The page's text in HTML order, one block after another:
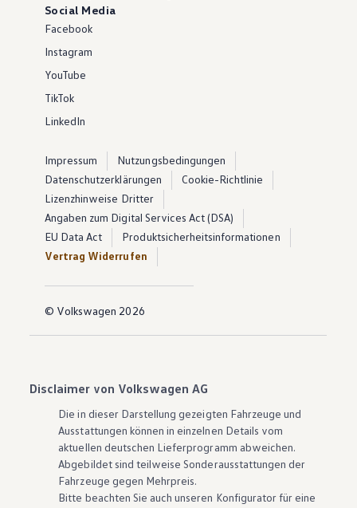
Social Media
Facebook
Instagram
YouTube
TikTok
LinkedIn
Impressum
Nutzungsbedingungen
Datenschutzerklärungen
Cookie-Richtlinie
Lizenzhinweise Dritter
Angaben zum Digital Services Act (DSA)
EU Data Act
Produktsicherheitsinformationen
Vertrag Widerrufen
© Volkswagen 2026
Disclaimer von Volkswagen AG
Die in dieser Darstellung gezeigten Fahrzeuge und
Ausstattungen können in einzelnen Details vom
aktuellen deutschen Lieferprogramm abweichen.
Abgebildet sind teilweise Sonderausstattungen der
Fahrzeuge gegen Mehrpreis.
Bitte beachten Sie auch unseren Konfigurator für eine